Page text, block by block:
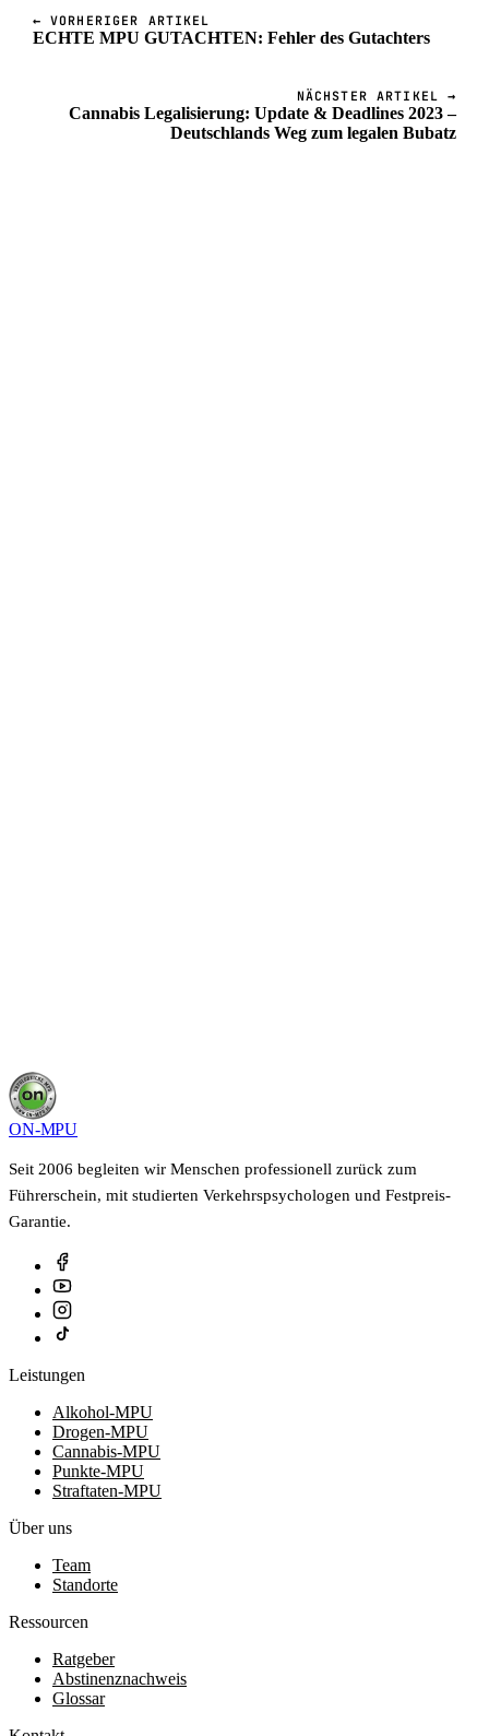
← VORHERIGER ARTIKEL
ECHTE MPU GUTACHTEN: Fehler des Gutachters
NÄCHSTER ARTIKEL →
Cannabis Legalisierung: Update & Deadlines 2023 –
Deutschlands Weg zum legalen Bubatz
ON-MPU
Seit 2006 begleiten wir Menschen professionell zurück zum
Führerschein, mit studierten Verkehrspsychologen und Festpreis-
Garantie.
Leistungen
Alkohol-MPU
Drogen-MPU
Cannabis-MPU
Punkte-MPU
Straftaten-MPU
Über uns
Team
Standorte
Ressourcen
Ratgeber
Abstinenznachweis
Glossar